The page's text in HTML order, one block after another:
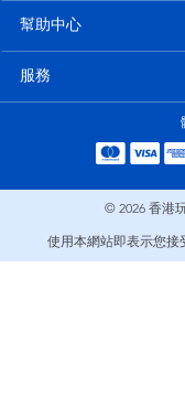
益智學習玩具
戶外及運動
角色扮演及
LeapFrog跳
Globber高樂
幫助中心
服務
© 2026 香港
使用本網站即表示您接